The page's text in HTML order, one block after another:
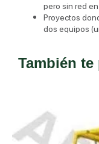
pero sin red
Proyectos
dos equipos
También